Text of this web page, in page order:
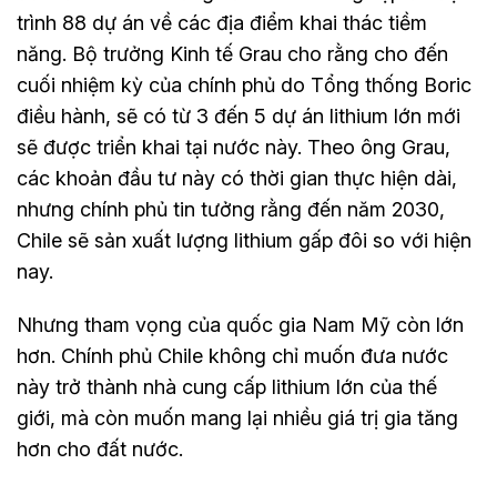
trình 88 dự án về các địa điểm khai thác tiềm
năng. Bộ trưởng Kinh tế Grau cho rằng cho đến
cuối nhiệm kỳ của chính phủ do Tổng thống Boric
điều hành, sẽ có từ 3 đến 5 dự án lithium lớn mới
sẽ được triển khai tại nước này. Theo ông Grau,
các khoản đầu tư này có thời gian thực hiện dài,
nhưng chính phủ tin tưởng rằng đến năm 2030,
Chile sẽ sản xuất lượng lithium gấp đôi so với hiện
nay.
Nhưng tham vọng của quốc gia Nam Mỹ còn lớn
hơn. Chính phủ Chile không chỉ muốn đưa nước
này trở thành nhà cung cấp lithium lớn của thế
giới, mà còn muốn mang lại nhiều giá trị gia tăng
hơn cho đất nước.